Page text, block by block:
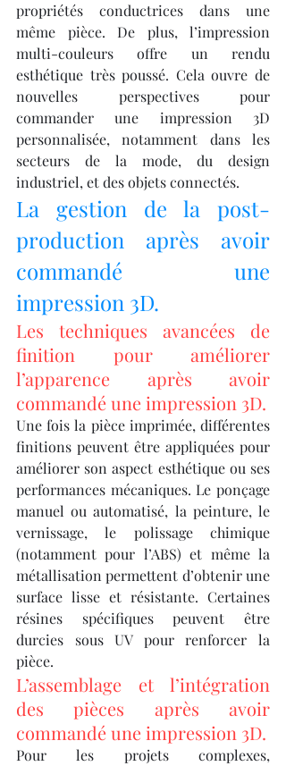
propriétés conductrices dans une
même pièce. De plus, l’impression
multi-couleurs offre un rendu
esthétique très poussé. Cela ouvre de
nouvelles perspectives pour
commander une impression 3D
personnalisée, notamment dans les
secteurs de la mode, du design
industriel, et des objets connectés.
La gestion de la post-
production après avoir
commandé une
impression 3D.
Les techniques avancées de
finition pour améliorer
l’apparence après avoir
commandé une impression 3D.
Une fois la pièce imprimée, différentes
finitions peuvent être appliquées pour
améliorer son aspect esthétique ou ses
performances mécaniques. Le ponçage
manuel ou automatisé, la peinture, le
vernissage, le polissage chimique
(notamment pour l’ABS) et même la
métallisation permettent d’obtenir une
surface lisse et résistante. Certaines
résines spécifiques peuvent être
durcies sous UV pour renforcer la
pièce.
L’assemblage et l’intégration
des pièces après avoir
commandé une impression 3D.
Pour les projets complexes,